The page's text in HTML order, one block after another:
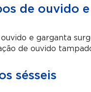
de ouvido
e garganta
de ouvido
sésseis